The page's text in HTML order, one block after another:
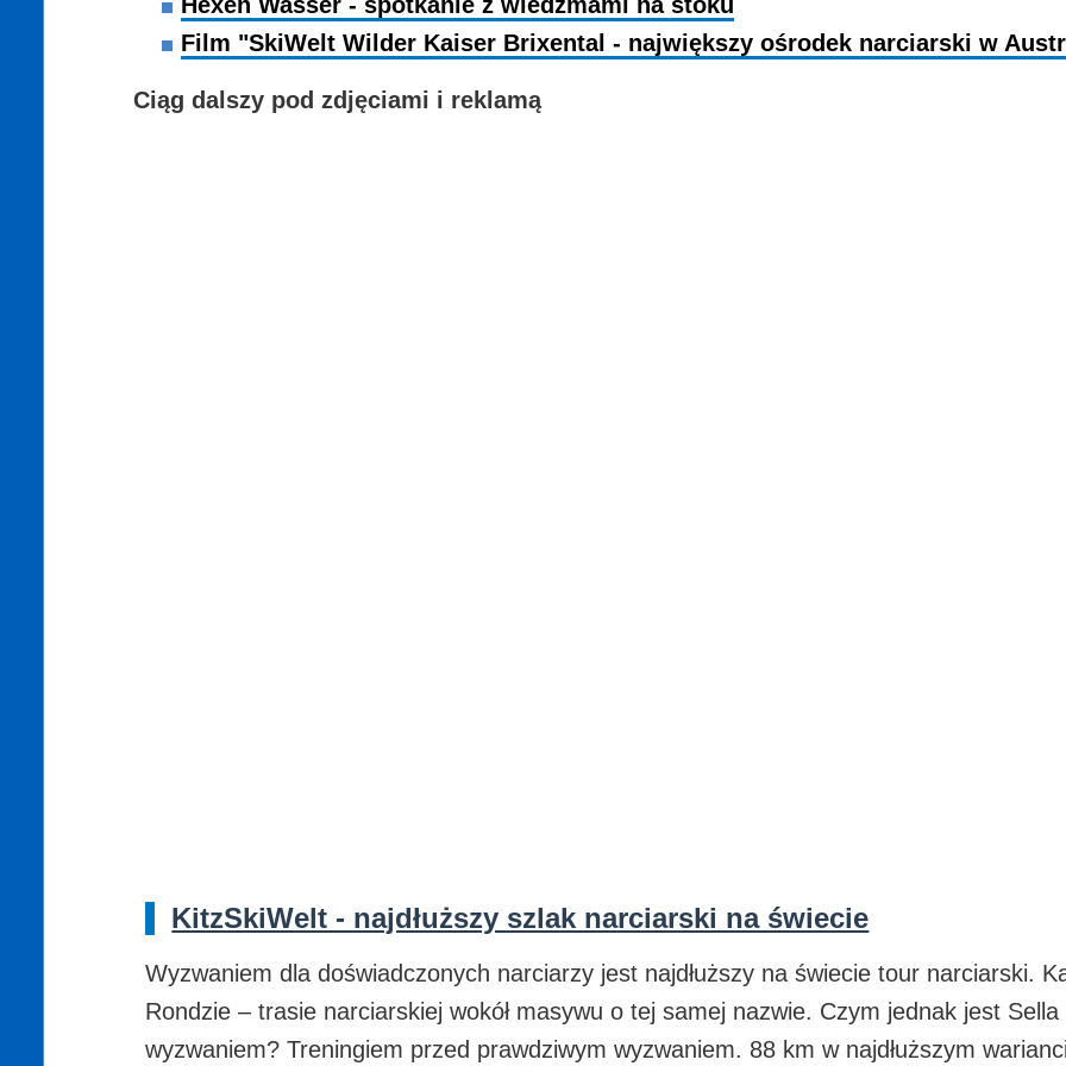
Film "SkiWelt Wilder Kaiser Brixental - największy ośrodek narciarski w
Ciąg dalszy pod zdjęciami i reklamą
KitzSkiWelt - najdłuższy szlak narciarski na świecie
Wyzwaniem dla doświadczonych narciarzy jest najdłuższy na świecie tour narciarski.
Rondzie – trasie narciarskiej wokół masywu o tej samej nazwie. Czym jednak jest
wyzwaniem? Treningiem przed prawdziwym wyzwaniem. 88 km w najdłuższym